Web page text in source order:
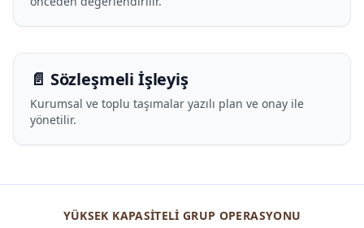
📄 Sözleşmeli İşleyiş
Kurumsal ve toplu taşımalar yazılı plan ve onay ile
yönetilir.
YÜKSEK KAPASITELI GRUP OPERASYONU